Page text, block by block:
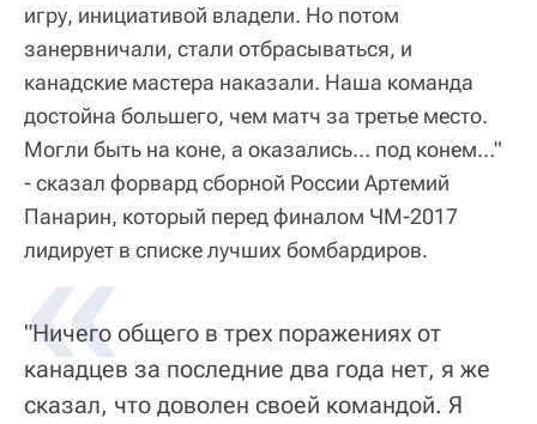
игру, инициативой владели. Но потом
занервничали, стали отбрасываться, и
канадские мастера наказали. Наша команда
достойна большего, чем матч за третье место.
Могли быть на коне, а оказались… под конем…"
- сказал форвард сборной России Артемий
Панарин, который перед финалом ЧМ-2017
лидирует в списке лучших бомбардиров.
"Ничего общего в трех поражениях от
канадцев за последние два года нет, я же
сказал, что доволен своей командой. Я